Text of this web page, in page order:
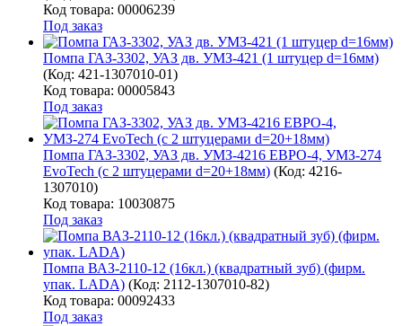
Код товара: 00006239
Под заказ
Помпа ГАЗ-3302, УАЗ дв. УМЗ-421 (1 штуцер d=16мм)
(Код: 421-1307010-01)
Код товара: 00005843
Под заказ
Помпа ГАЗ-3302, УАЗ дв. УМЗ-4216 ЕВРО-4, УМЗ-274
EvoTech (с 2 штуцерами d=20+18мм) (Код: 4216-
1307010)
Код товара: 10030875
Под заказ
Помпа ВАЗ-2110-12 (16кл.) (квадратный зуб) (фирм.
упак. LADA) (Код: 2112-1307010-82)
Код товара: 00092433
Под заказ